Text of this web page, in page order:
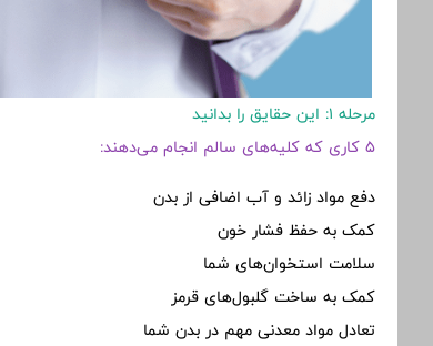
مرحله 1: این حقایق را بدانید
5 کاری که کلیه‌های سالم انجام می‌دهند:
دفع مواد زائد و آب اضافی از بدن
کمک به حفظ فشار خون
سلامت استخوان‌های شما
کمک به ساخت گلبول‌های قرمز
تعادل مواد معدنی مهم در بدن شما